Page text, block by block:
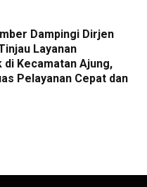
Dampingi Dirjen
Layanan
di Kecamatan Ajung,
Pelayanan Cepat dan